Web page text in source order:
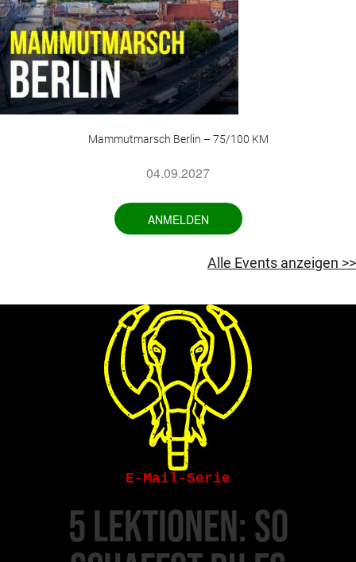
Mammutmarsch Berlin – 75/100 KM
04.09.2027
ANMELDEN
Alle Events anzeigen >>
E-Mail-Serie
5 Lektionen: So